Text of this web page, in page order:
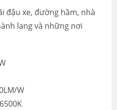
đậu xe, đường hầm, nhà
lang và những nơi
W